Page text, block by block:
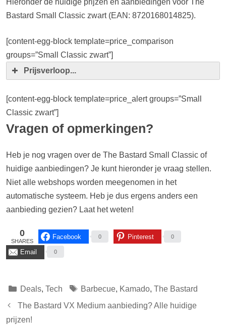
Bastard Small Classic zwart (EAN: 8720168014825).
[content-egg-block template=price_comparison
groups=”Small Classic zwart”]
Prijsverloop...
[content-egg-block template=price_alert groups=”Small
Classic zwart”]
Vragen of opmerkingen?
Heb je nog vragen over de The Bastard Small Classic of
huidige aanbiedingen? Je kunt hieronder je vraag stellen.
Niet alle webshops worden meegenomen in het
automatische systeem. Heb je dus ergens anders een
aanbieding gezien? Laat het weten!
0
SHARES
Facebook 0 Pinterest 0
Email 0
Categorieën
Deals, Tech Tags
Barbecue, Kamado,The Bastard
The Bastard VX Medium aanbieding? Alle huidige
prijzen!